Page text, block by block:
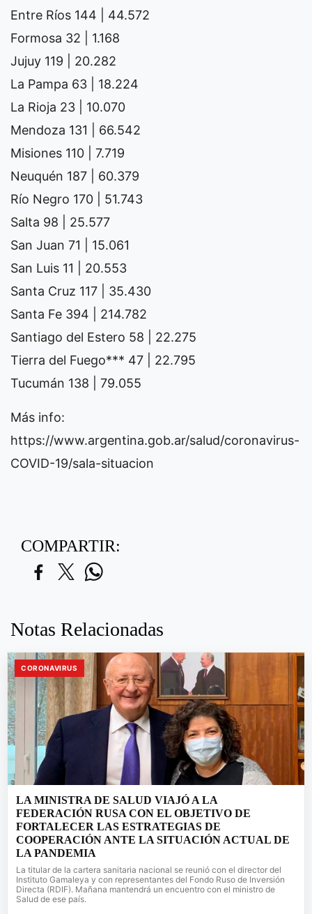
Entre Ríos 144 | 44.572
Formosa 32 | 1.168
Jujuy 119 | 20.282
La Pampa 63 | 18.224
La Rioja 23 | 10.070
Mendoza 131 | 66.542
Misiones 110 | 7.719
Neuquén 187 | 60.379
Río Negro 170 | 51.743
Salta 98 | 25.577
San Juan 71 | 15.061
San Luis 11 | 20.553
Santa Cruz 117 | 35.430
Santa Fe 394 | 214.782
Santiago del Estero 58 | 22.275
Tierra del Fuego*** 47 | 22.795
Tucumán 138 | 79.055
Más info:
https://www.argentina.gob.ar/salud/coronavirus-
COVID-19/sala-situacion
COMPARTIR:
Notas Relacionadas
CORONAVIRUS
LA MINISTRA DE SALUD VIAJÓ A LA
FEDERACIÓN RUSA CON EL OBJETIVO DE
FORTALECER LAS ESTRATEGIAS DE
COOPERACIÓN ANTE LA SITUACIÓN ACTUAL DE
LA PANDEMIA
La titular de la cartera sanitaria nacional se reunió con el director del
Instituto Gamaleya y con representantes del Fondo Ruso de Inversión
Directa (RDIF). Mañana mantendrá un encuentro con el ministro de
Salud de ese país.